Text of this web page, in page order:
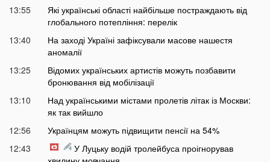
13:55
Які українські області найбільше постраждають від
глобального потепління: перелік
13:40
На заході Україні зафіксували масове нашестя
аномалії
13:25
Відомих українських артистів можуть позбавити
бронювання від мобілізації
13:10
Над українськими містами пролетів літак із Москви:
як так вийшло
12:56
Українцям можуть підвищити пенсії на 54%
12:43
У Луцьку водій тролейбуса проігнорував